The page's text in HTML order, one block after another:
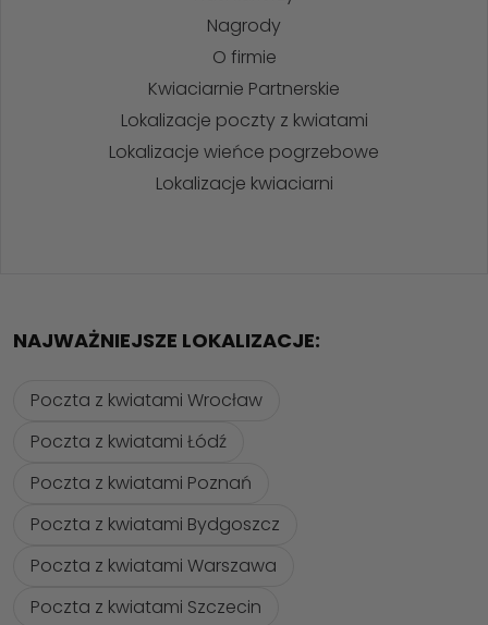
Nagrody
O firmie
Kwiaciarnie Partnerskie
Lokalizacje poczty z kwiatami
Lokalizacje wieńce pogrzebowe
Lokalizacje kwiaciarni
NAJWAŻNIEJSZE LOKALIZACJE:
Poczta z kwiatami Wrocław
Poczta z kwiatami Łódź
Poczta z kwiatami Poznań
Poczta z kwiatami Bydgoszcz
Poczta z kwiatami Warszawa
Poczta z kwiatami Szczecin